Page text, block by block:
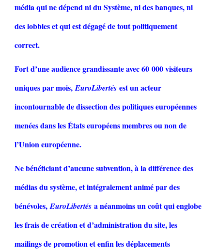
média qui ne dépend ni du Système, ni des banques, ni
des lobbies et qui est dégagé de tout politiquement
correct.
Fort d’une audience grandissante avec 60 000 visiteurs
uniques par mois,EuroLibertés est un acteur
incontournable de dissection des politiques européennes
menées dans les États européens membres ou non de
l’Union européenne.
Ne bénéficiant d’aucune subvention, à la différence des
médias du système, et intégralement animé par des
bénévoles,EuroLibertés a néanmoins un coût qui englobe
les frais de création et d’administration du site, les
mailings de promotion et enfin les déplacements